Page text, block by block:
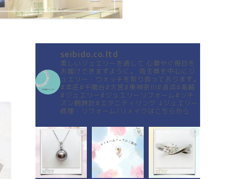
seibido.co.ltd
美しいジュエリーを通して 心華やぐ毎日を
お届けできますように。
埼玉県を中心にジ
ュエリー・ウォッチを取り扱っております。
#本庄#千間台#大宮#東神奈川#追浜#高崎
#ジュエリー#ジュエリーリフォーム#シチ
ズン腕時計#エタニティリング ↓ジュエリー
修理・リフォーム/リメイクはこちらから